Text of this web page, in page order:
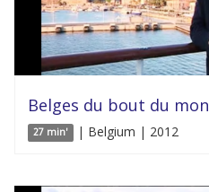
Belges du bout du
27 min' | Belgium | 2012